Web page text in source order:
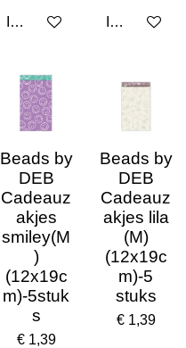
In winkelwagen In
Beads by
DEB
Cadeauz
akjes
smiley(M
)
(12x19c
m)-5stuk
s
€ 1,39
Beads by
DEB
Cadeauz
akjes lila
(M)
(12x19c
m)-5
stuks
€ 1,39